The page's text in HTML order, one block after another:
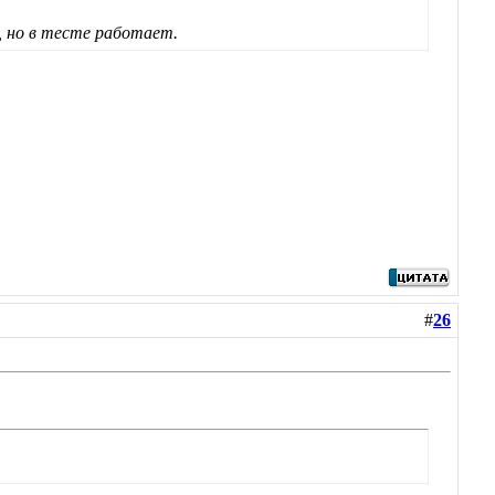
но в тесте работает.
#26